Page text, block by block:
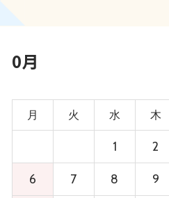
0月
月 火 水 木
1 2
6 7 8 9